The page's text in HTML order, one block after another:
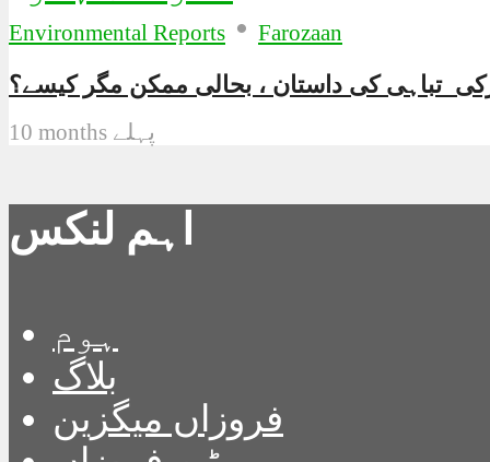
Environmental Reports • Farozaan
تباہی کی داستان ، بحالی ممکن مگر کیسے؟
10 months پہلے
اہم لنکس
ہوم
بلاگ
فروزاں میگزین